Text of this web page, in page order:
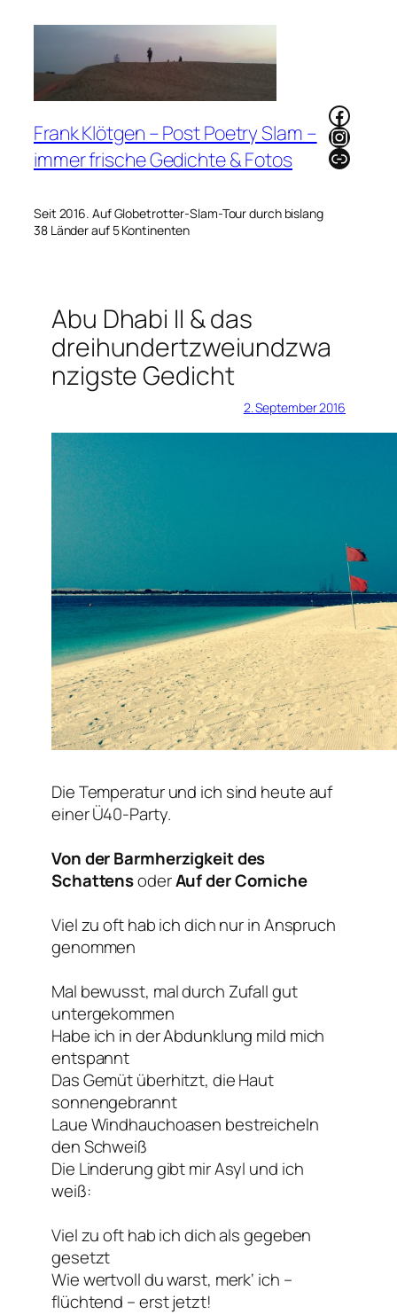
Frank Klötgen – Post Poetry Slam –
immer frische Gedichte & Fotos
Seit 2016. Auf Globetrotter-Slam-Tour durch bislang
38 Länder auf 5 Kontinenten
Link
Abu Dhabi II & das
dreihundertzweiundzwa
nzigste Gedicht
2. September 2016
Die Temperatur und ich sind heute auf
einer Ü40-Party.
Von der Barmherzigkeit des
SchattensoderAuf der Corniche
Viel zu oft hab ich dich nur in Anspruch
genommen
Mal bewusst, mal durch Zufall gut
untergekommen
Habe ich in der Abdunklung mild mich
entspannt
Das Gemüt überhitzt, die Haut
sonnengebrannt
Laue Windhauchoasen bestreicheln
den Schweiß
Die Linderung gibt mir Asyl und ich
weiß:
Viel zu oft hab ich dich als gegeben
gesetzt
Wie wertvoll du warst, merk‘ ich –
flüchtend – erst jetzt!